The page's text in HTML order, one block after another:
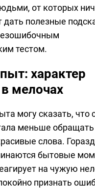
от которых
дать полезные
тестом.
характер
мелочах
могу сказать, что
меньше обращать
слова.
бытовые
на чужую
признать